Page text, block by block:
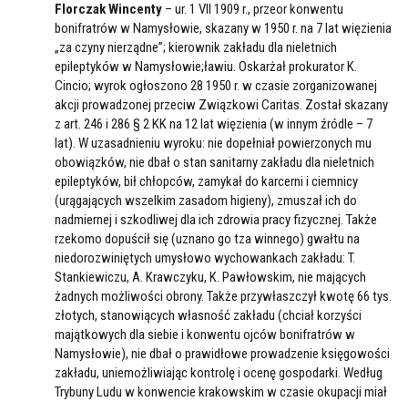
Florczak Wincenty – ur. 1 VII 1909 r., przeor konwentu
bonifratrów w Namysłowie, skazany w 1950 r. na 7 lat więzienia
„za czyny nierządne”; kierownik zakładu dla nieletnich
epileptyków w Namysłowie;ławiu. Oskarżał prokurator K.
Cincio; wyrok ogłoszono 28 1950 r. w czasie zorganizowanej
akcji prowadzonej przeciw Związkowi Caritas. Został skazany
z art. 246 i 286 § 2 KK na 12 lat więzienia (w innym źródle – 7
lat). W uzasadnieniu wyroku: nie dopełniał powierzonych mu
obowiązków, nie dbał o stan sanitarny zakładu dla nieletnich
epileptyków, bił chłopców, zamykał do karcerni i ciemnicy
(urągających wszelkim zasadom higieny), zmuszał ich do
nadmiernej i szkodliwej dla ich zdrowia pracy fizycznej. Także
rzekomo dopuścił się (uznano go tza winnego) gwałtu na
niedorozwiniętych umysłowo wychowankach zakładu: T.
Stankiewiczu, A. Krawczyku, K. Pawłowskim, nie mających
żadnych możliwości obrony. Także przywłaszczył kwotę 66 tys.
złotych, stanowiących własność zakładu (chciał korzyści
majątkowych dla siebie i konwentu ojców bonifratrów w
Namysłowie), nie dbał o prawidłowe prowadzenie księgowości
zakładu, uniemożliwiając kontrolę i ocenę gospodarki. Według
Trybuny Ludu w konwencie krakowskim w czasie okupacji miał